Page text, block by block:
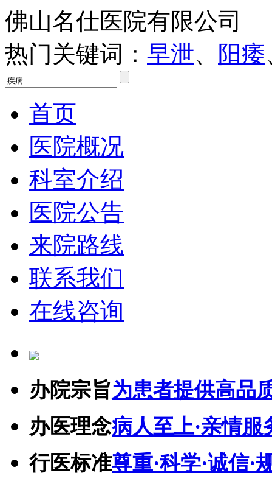
佛山名仕医院有限公司
热门关键词： 早泄、 阳痿
首页
医院概况
科室介绍
医院公告
来院路线
联系我们
在线咨询
办院宗旨为患者提供高品
办医理念病人至上·亲情服
行医标准尊重·科学·诚信·